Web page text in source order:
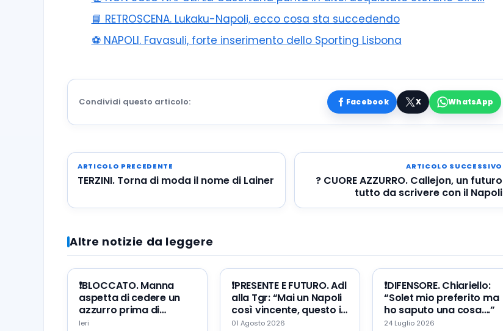
📘 RETROSCENA. Lukaku-Napoli, ecco cosa sta succedendo
⚽️ NAPOLI. Favasuli, forte inserimento dello Sporting Lisbona
Condividi questo articolo: Facebook X WhatsApp
ARTICOLO PRECEDENTE
TERZINI. Torna di moda il nome di Lainer
ARTICOLO SUCCESSIVO
? CUORE AZZURRO. Callejon, un futuro
tutto da scrivere con il Napoli
Altre notizie da leggere
❗️BLOCCATO. Manna
aspetta di cedere un
azzurro prima di
portare Zeballos al
Ieri
❗️PRESENTE E FUTURO. Adl
alla Tgr: “Mai un Napoli
così vincente, questo il
mio errore ed il mio
01 Agosto 2026
❗️DIFENSORE. Chiariello:
“Solet mio preferito ma
ho saputo una cosa….”
24 Luglio 2026